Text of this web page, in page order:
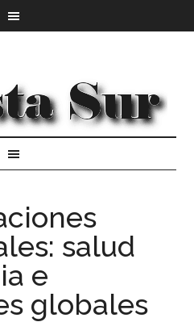
salud
e
globales